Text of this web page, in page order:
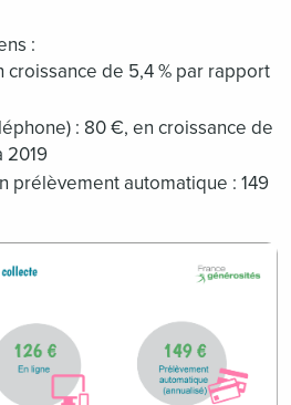
:
croissance de 5,4 % par rapport
: 80 €, en croissance de
2019
prélèvement automatique : 149